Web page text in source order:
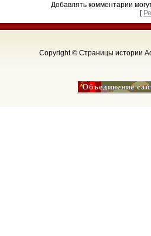
Добавлять комментарии
[
Copyright © Страницы истории